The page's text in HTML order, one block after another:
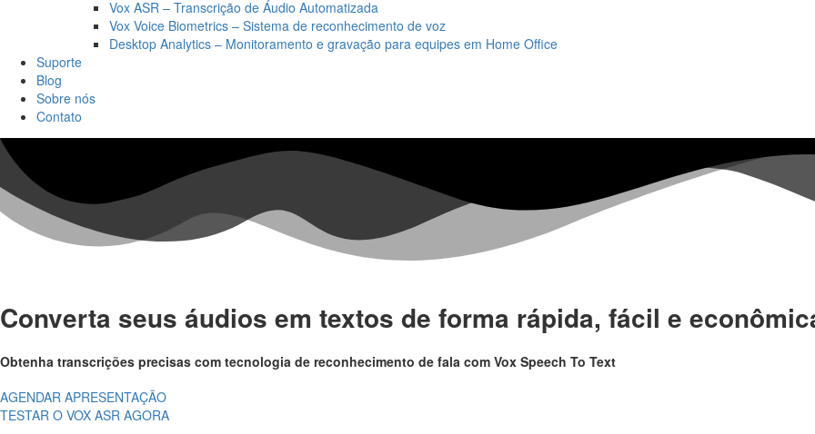
Vox ASR – Transcrição de Áudio Automatizada
Vox Voice Biometrics – Sistema de reconhecimento de voz
Desktop Analytics – Monitoramento e gravação para equipes em Home Office
Suporte
Blog
Sobre nós
Contato
Converta seus áudios em textos de forma rápida, fácil e
Obtenha transcrições precisas com tecnologia de reconhecimento de fala com Vox Speech To Text
AGENDAR APRESENTAÇÃO
TESTAR O VOX ASR AGORA